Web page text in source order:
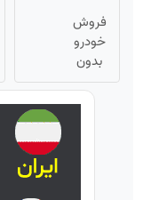
دیجیتال
فروش
خودرو
بدون
کمیسیون
😍